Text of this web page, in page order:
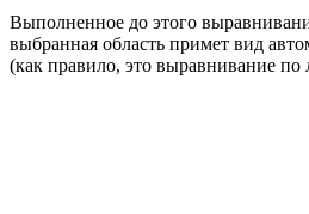
Выполненное до этого
выбранная область примет вид
(как правило, это выравнивание по